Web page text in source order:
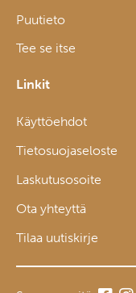
Puutieto
Tee se itse
Linkit
Käyttöehdot
Tietosuojaseloste
Laskutusosoite
Ota yhteyttä
Tilaa uutiskirje